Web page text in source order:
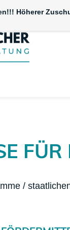
/
Höherer